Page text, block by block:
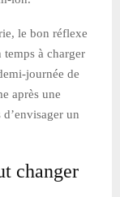
le bon réflexe
temps à charger
journée de
après une
un
changer